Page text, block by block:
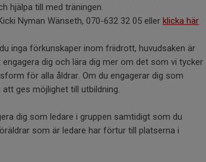
hjälpa till med träningen.
Nyman Wänseth, 070-632 32 05 eller klicka här
inga förkunskaper inom friidrott, huvudsaken är
dig och lära dig mer om det som vi tycker
för alla åldrar. Om du engagerar dig som
ges möjlighet till utbildning.
dig som ledare i gruppen samtidigt som du
som är ledare har förtur till platserna i